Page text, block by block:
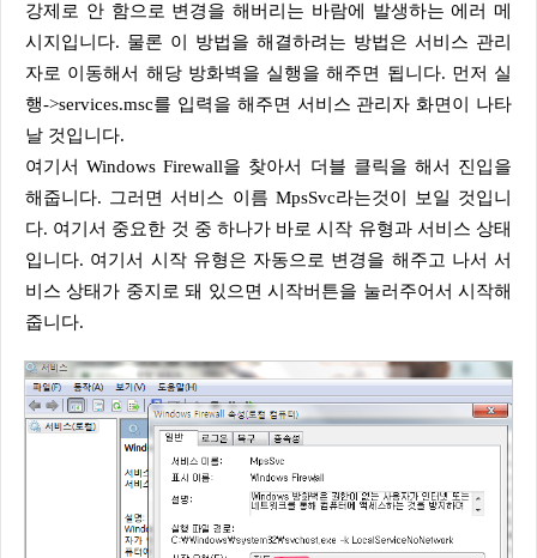
강제로 안 함으로 변경을 해버리는 바람에 발생하는 에러 메
시지입니다. 물론 이 방법을 해결하려는 방법은 서비스 관리
자로 이동해서 해당 방화벽을 실행을 해주면 됩니다. 먼저 실
행->services.msc를 입력을 해주면 서비스 관리자 화면이 나타
날 것입니다.
여기서 Windows Firewall을 찾아서 더블 클릭을 해서 진입을
해줍니다. 그러면 서비스 이름 MpsSvc라는것이 보일 것입니
다. 여기서 중요한 것 중 하나가 바로 시작 유형과 서비스 상태
입니다. 여기서 시작 유형은 자동으로 변경을 해주고 나서 서
비스 상태가 중지로 돼 있으면 시작버튼을 눌러주어서 시작해
줍니다.